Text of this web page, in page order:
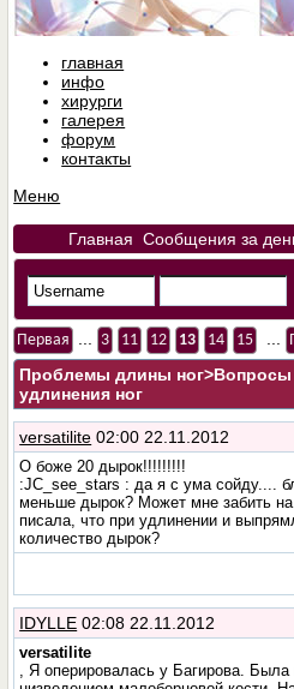
главная
инфо
хирурги
галерея
форум
контакты
Меню
Главная Сообщения за
Первая 3 11 12 13 14 15
Проблемы длины ног>Вопросы
удлинения ног
versatilite 02:00 22.11.2012
О боже 20 дырок!!!!!!!!!
:JC_see_stars : да я с ума сойду....
меньше дырок? Может мне забить
писала, что при удлинении и
количество дырок?
IDYLLE 02:08 22.11.2012
versatilite
, Я оперировалась у Багирова. Была